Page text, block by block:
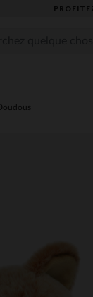
PROFITEZ DE LA
Doudous